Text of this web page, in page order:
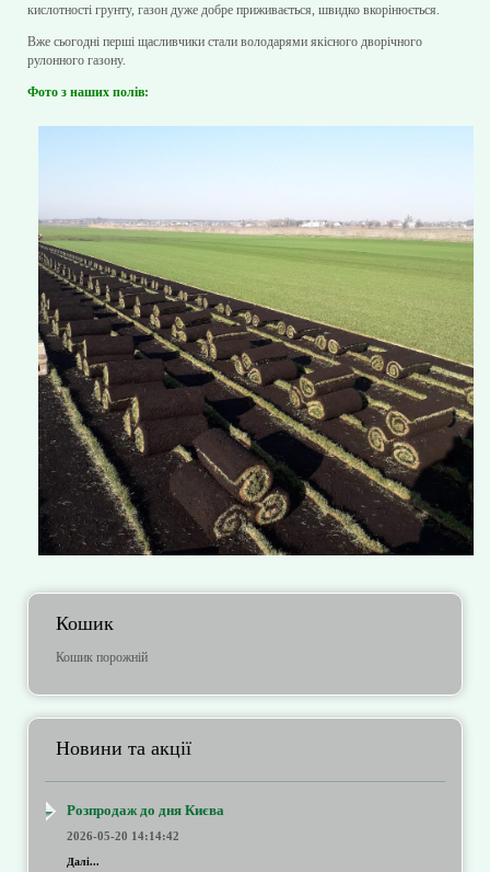
кислотності грунту, газон дуже добре приживається, швидко вкорінюється.
Вже сьогодні перші щасливчики стали володарями якісного дворічного
рулонного газону.
Фото з наших полів:
Кошик
Кошик порожній
Новини та акції
Розпродаж до дня Києва
2026-05-20 14:14:42
Далі...